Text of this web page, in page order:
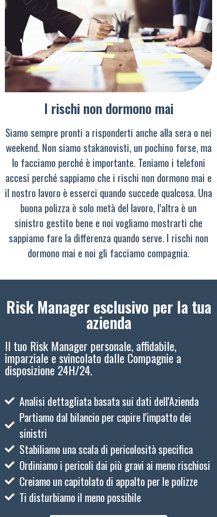
I rischi non dormono mai
Siamo sempre pronti a risponderti anche alla sera o nei
weekend. Non siamo stakanovisti, un pochino forse, ma
lo facciamo perché è importante. Teniamo i telefoni
accesi perché sappiamo che i rischi non dormono mai e
il nostro lavoro è esserci quando succede qualcosa. Una
buona polizza è solo metà del lavoro, l’altra è un
sinistro gestito bene e noi vogliamo mostrarti che
sappiamo fare la differenza quando serve. I rischi non
dormono mai e noi gli facciamo compagnia.
Risk Manager esclusivo per la tua
azienda
Il tuo Risk Manager personale, affidabile,
imparziale e svincolato dalle Compagnie a
disposizione 24H/24.
Analisi dettagliata basata sui dati dell'Azienda
Partiamo dal bilancio per capire l'impatto dei
sinistri
Stabiliamo una scala di pericolosità specifica
Ordiniamo i pericoli dai più gravi ai meno rischiosi
Creiamo un capitolato di appalto per le polizze
Ti disturbiamo il meno possibile